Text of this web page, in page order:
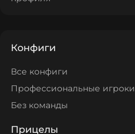
Конфиги
Все конфиги
Профессиональные игроки
Без команды
Прицелы